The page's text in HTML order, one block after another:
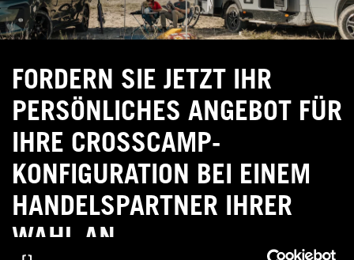
FORDERN SIE JETZT IHR
PERSÖNLICHES ANGEBOT FÜR
IHRE CROSSCAMP-
KONFIGURATION BEI EINEM
HANDELSPARTNER IHRER
WAHL AN.